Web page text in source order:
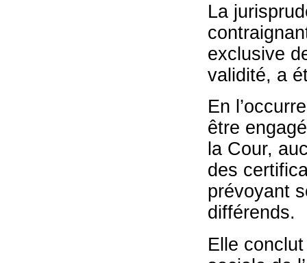
La
exclusive
validité, a
En
être
la Cour,
des
prévoyant
différends.
Elle